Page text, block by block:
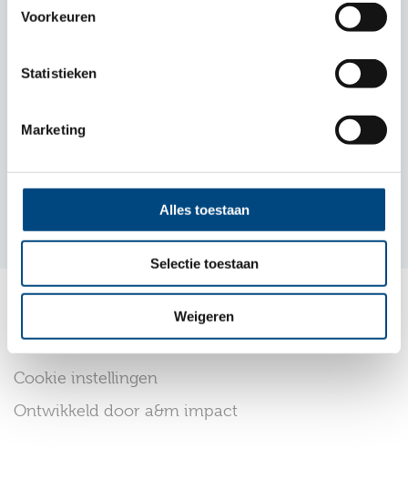
Voorkeuren
Statistieken
Marketing
Alles toestaan
Selectie toestaan
Weigeren
© 2026 Entrea Lindenhout
Disclaimer
Cookie instellingen
Ontwikkeld door a&m impact